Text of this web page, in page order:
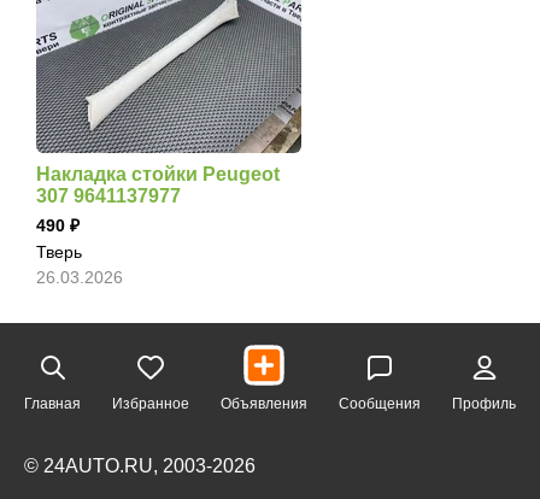
Накладка стойки Peugeot
307 9641137977
490
Тверь
26.03.2026
Главная Избранное Объявления Сообщения Профиль
© 24AUTO.RU, 2003-2026